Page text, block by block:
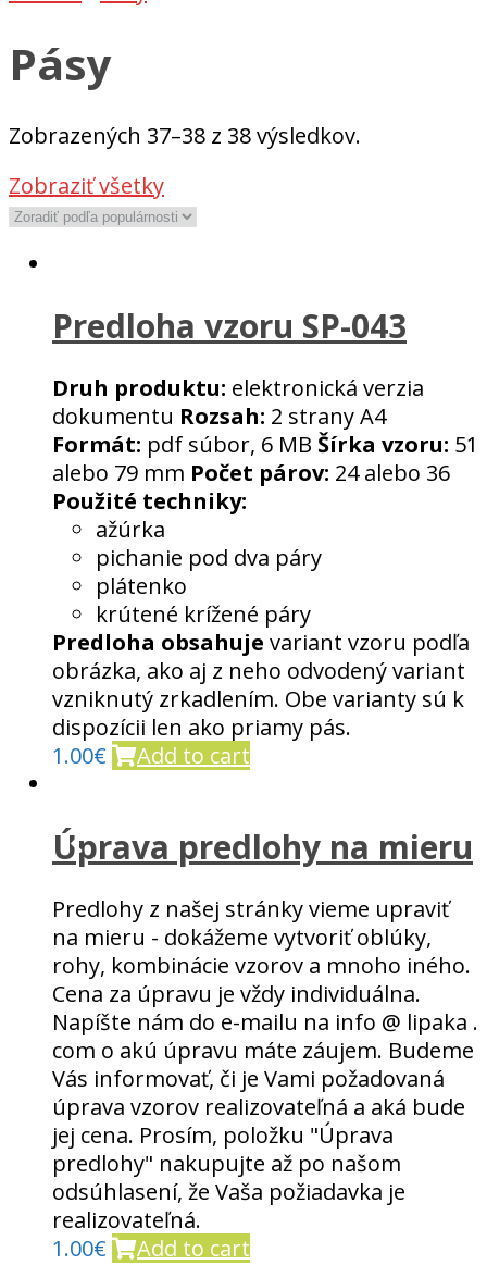
Pásy
Zobrazených 37–38 z 38 výsledkov.
Zobraziť všetky
Predloha vzoru SP-043
Druh produktu: elektronická verzia
dokumentu Rozsah: 2 strany A4
Formát: pdf súbor, 6 MB Šírka vzoru: 51
alebo 79 mm Počet párov: 24 alebo 36
Použité techniky:
ažúrka
pichanie pod dva páry
plátenko
krútené krížené páry
Predloha obsahuje variant vzoru podľa
obrázka, ako aj z neho odvodený variant
vzniknutý zrkadlením. Obe varianty sú k
dispozícii len ako priamy pás.
1.00€ Add to cart
Úprava predlohy na mieru
Predlohy z našej stránky vieme upraviť
na mieru - dokážeme vytvoriť oblúky,
rohy, kombinácie vzorov a mnoho iného.
Cena za úpravu je vždy individuálna.
Napíšte nám do e-mailu na info @ lipaka .
com o akú úpravu máte záujem. Budeme
Vás informovať, či je Vami požadovaná
úprava vzorov realizovateľná a aká bude
jej cena. Prosím, položku "Úprava
predlohy" nakupujte až po našom
odsúhlasení, že Vaša požiadavka je
realizovateľná.
1.00€ Add to cart